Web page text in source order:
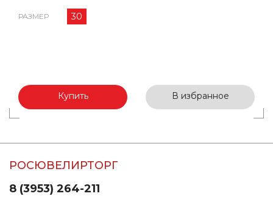
РАЗМЕР 30
Купить В избранное
РОСЮВЕЛИРТОРГ
8 (3953) 264-211